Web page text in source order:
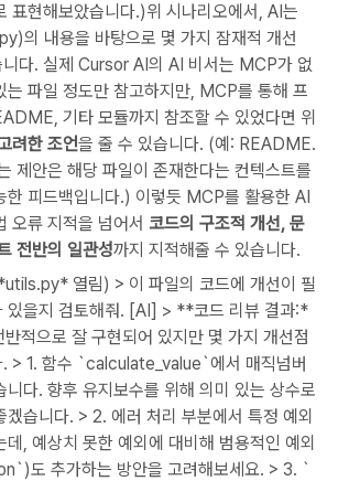
표현해보았습니다.)위 시나리오에서, AI는
의 내용을 바탕으로 몇 가지 잠재적 개선
니다. 실제 Cursor AI의 AI 비서는 MCP가 없
는 파일 정도만 참고하지만, MCP를 통해 프
기타 모듈까지 참조할 수 있었다면 위
려한 조언을 줄 수 있습니다. (예: README.
제안은 해당 파일이 존재한다는 컨텍스트를
한 피드백입니다.) 이렇듯 MCP를 활용한 AI
오류 지적을 넘어서 코드의 구조적 개선, 문
전반의 일관성까지 지적해줄 수 있습니다.
열림) > 이 파일의 코드에 개선이 필
있을지 검토해줘. [AI] > **코드 리뷰 결과:*
적으로 잘 구현되어 있지만 몇 가지 개선점
. > 1. 함수 `calculate_value`에서 매직넘버
니다. 향후 유지보수를 위해 의미 있는 상수로
겠습니다. > 2. 에러 처리 부분에서 특정 예외
데, 예상치 못한 예외에 대비해 범용적인 예외
도 추가하는 방안을 고려해보세요. > 3. `